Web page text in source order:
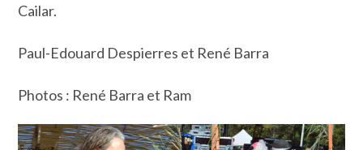
Cailar.
Paul-Edouard Despierres et René Barra
Photos : René Barra et Ram